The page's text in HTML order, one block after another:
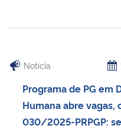
Notícia
Programa de PG em
Humana abre
030/2025-PRPGP: